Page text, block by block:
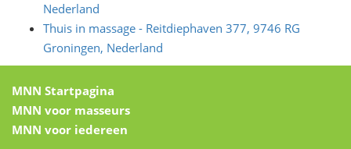
Nederland
Thuis in massage - Reitdiephaven 377, 9746 RG
Groningen, Nederland
MNN Startpagina
MNN voor masseurs
MNN voor iedereen